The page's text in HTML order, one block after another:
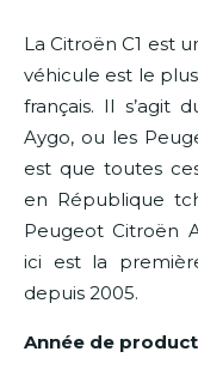
La Citroën C1 est
véhicule est le
français. Il s’agit
Aygo, ou les
est que toutes
en République
Peugeot Citroën
ici est la
depuis 2005.
Année de